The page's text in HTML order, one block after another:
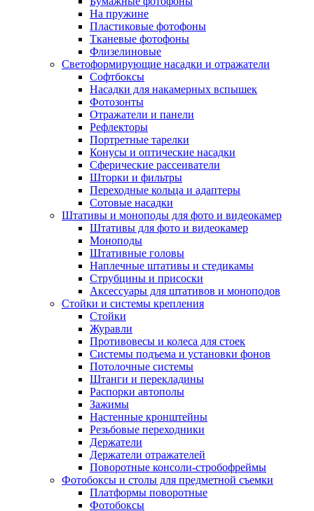
На пружине
Пластиковые фотофоны
Тканевые фотофоны
Флизелиновые
Светоформирующие насадки и отражатели
Софтбоксы
Насадки для накамерных вспышек
Фотозонты
Отражатели и панели
Рефлекторы
Портретные тарелки
Конусы и оптические насадки
Сферические рассеиватели
Шторки и фильтры
Переходные кольца и адаптеры
Сотовые насадки
Штативы и моноподы для фото и видеокамер
Штативы для фото и видеокамер
Моноподы
Штативные головы
Наплечные штативы и стедикамы
Струбцины и присоски
Аксессуары для штативов и моноподов
Стойки и системы крепления
Стойки
Журавли
Противовесы и колеса для стоек
Системы подъема и установки фонов
Потолочные системы
Штанги и перекладины
Распорки автополы
Зажимы
Настенные кронштейны
Резьбовые переходники
Держатели
Держатели отражателей
Поворотные консоли-стробофреймы
Фотобоксы и столы для предметной съемки
Платформы поворотные
Фотобоксы